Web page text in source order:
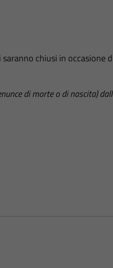
chiusi in occasione
di morte o di nascita)